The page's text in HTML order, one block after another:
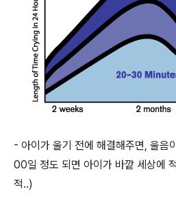
- 아이가 울기 전에 해결해주면, 울음
00일 정도 되면 아이가 바깥 세상에
적..)